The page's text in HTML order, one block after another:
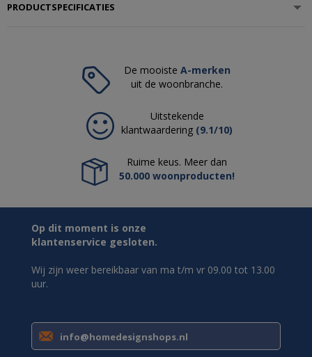
PRODUCTSPECIFICATIES
De mooiste A-merken
uit de woonbranche.
Uitstekende
klantwaardering (9.1/10)
Ruime keus. Meer dan
50.000 woonproducten!
Op dit moment is onze
klantenservice gesloten.
Wij zijn weer bereikbaar van ma t/m vr 09.00 tot 13.00
uur.
info@homedesignshops.nl